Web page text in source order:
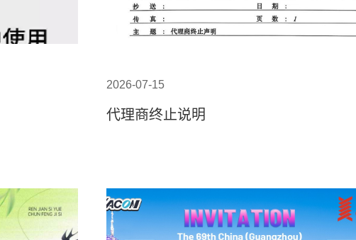
2026-07-15
代理商终止说明